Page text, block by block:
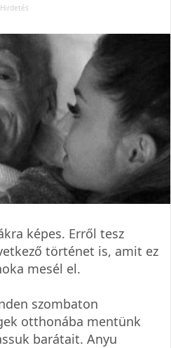
képes. Erről tesz
történet is, amit ez
mesél el.
szombaton
otthonába mentünk
barátait. Anyu